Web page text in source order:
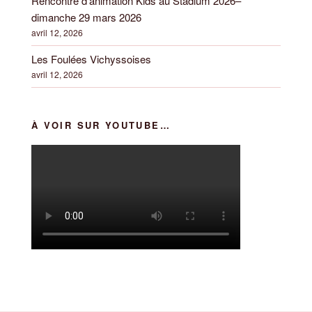
dimanche 29 mars 2026
avril 12, 2026
Les Foulées Vichyssoises
avril 12, 2026
À VOIR SUR YOUTUBE…